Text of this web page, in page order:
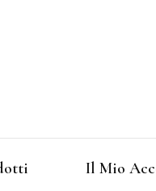
Il Mio